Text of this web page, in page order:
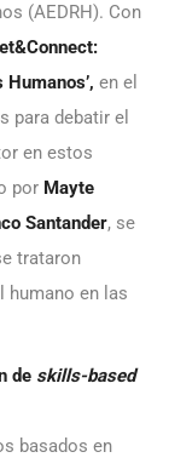
(AEDRH). Con
en el
para debatir el
en estos
por Mayte
Santander, se
trataron
humano en las
de skills-based
basados en